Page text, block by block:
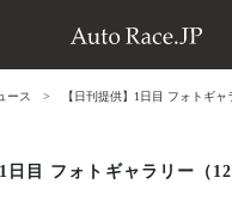
ース 【日刊提供】1日目 フォトギャ
日目 フォトギャラリー（12